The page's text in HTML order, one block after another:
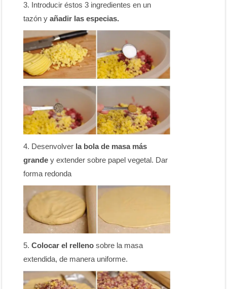
Introducir éstos 3 ingredientes en un
tazón yañadir las especias.
Desenvolver la bola de masa más
grande y extender sobre papel vegetal. Dar
forma redonda
Colocar el relleno sobre la masa
extendida, de manera uniforme.